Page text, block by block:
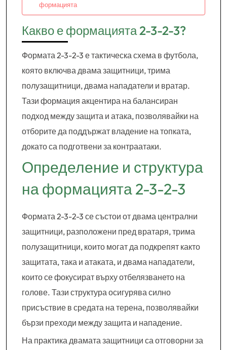
формацията
Какво е формацията 2-3-2-3?
Формата 2-3-2-3 е тактическа схема в футбола,
която включва двама защитници, трима
полузащитници, двама нападатели и вратар.
Тази формация акцентира на балансиран
подход между защита и атака, позволявайки на
отборите да поддържат владение на топката,
докато са подготвени за контраатаки.
Определение и структура
на формацията 2-3-2-3
Формата 2-3-2-3 се състои от двама централни
защитници, разположени пред вратаря, трима
полузащитници, които могат да подкрепят както
защитата, така и атаката, и двама нападатели,
които се фокусират върху отбелязването на
голове. Тази структура осигурява силно
присъствие в средата на терена, позволявайки
бързи преходи между защита и нападение.
На практика двамата защитници са отговорни за